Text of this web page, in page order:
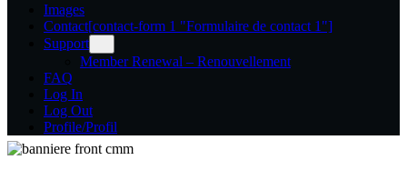
Images
Contact[contact-form 1 "Formulaire de contact 1"]
Support
Member Renewal – Renouvellement
FAQ
Log In
Log Out
Profile/Profil